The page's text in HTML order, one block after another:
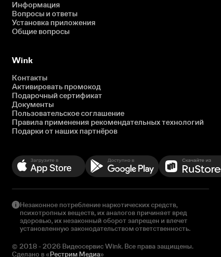
Информация
Вопросы и ответы
Установка приложения
Общие вопросы
Wink
Контакты
Активировать промокод
Подарочный сертификат
Документы
Пользовательское соглашение
Правила применения рекомендательных технологий
Подарки от наших партнёров
Незаконное потребление наркотических средств,
психотропных веществ, их аналогов причиняет вред
здоровью, их незаконный оборот запрещен и влечет
установленную законодательством ответственность.
© 2018 - 2026 Видеосервис Wink. Все права защищены.
Сделано в «Рестрим Медиа»